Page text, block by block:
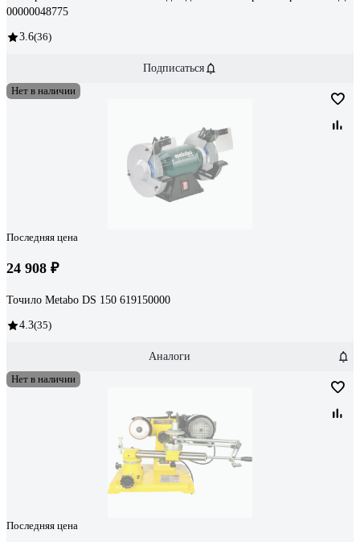
00000048775
3.6(36)
Подписаться
Нет в наличии
Последняя цена
24 908 ₽
Точило Metabo DS 150 619150000
4.3(35)
Аналоги
Нет в наличии
Последняя цена